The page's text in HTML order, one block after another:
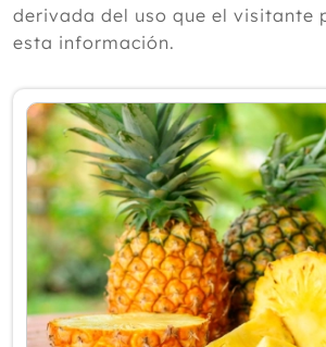
Marzo
Enero
2025
2024
2023
2022
2021
2020
derivada del uso que el visitante
esta información.